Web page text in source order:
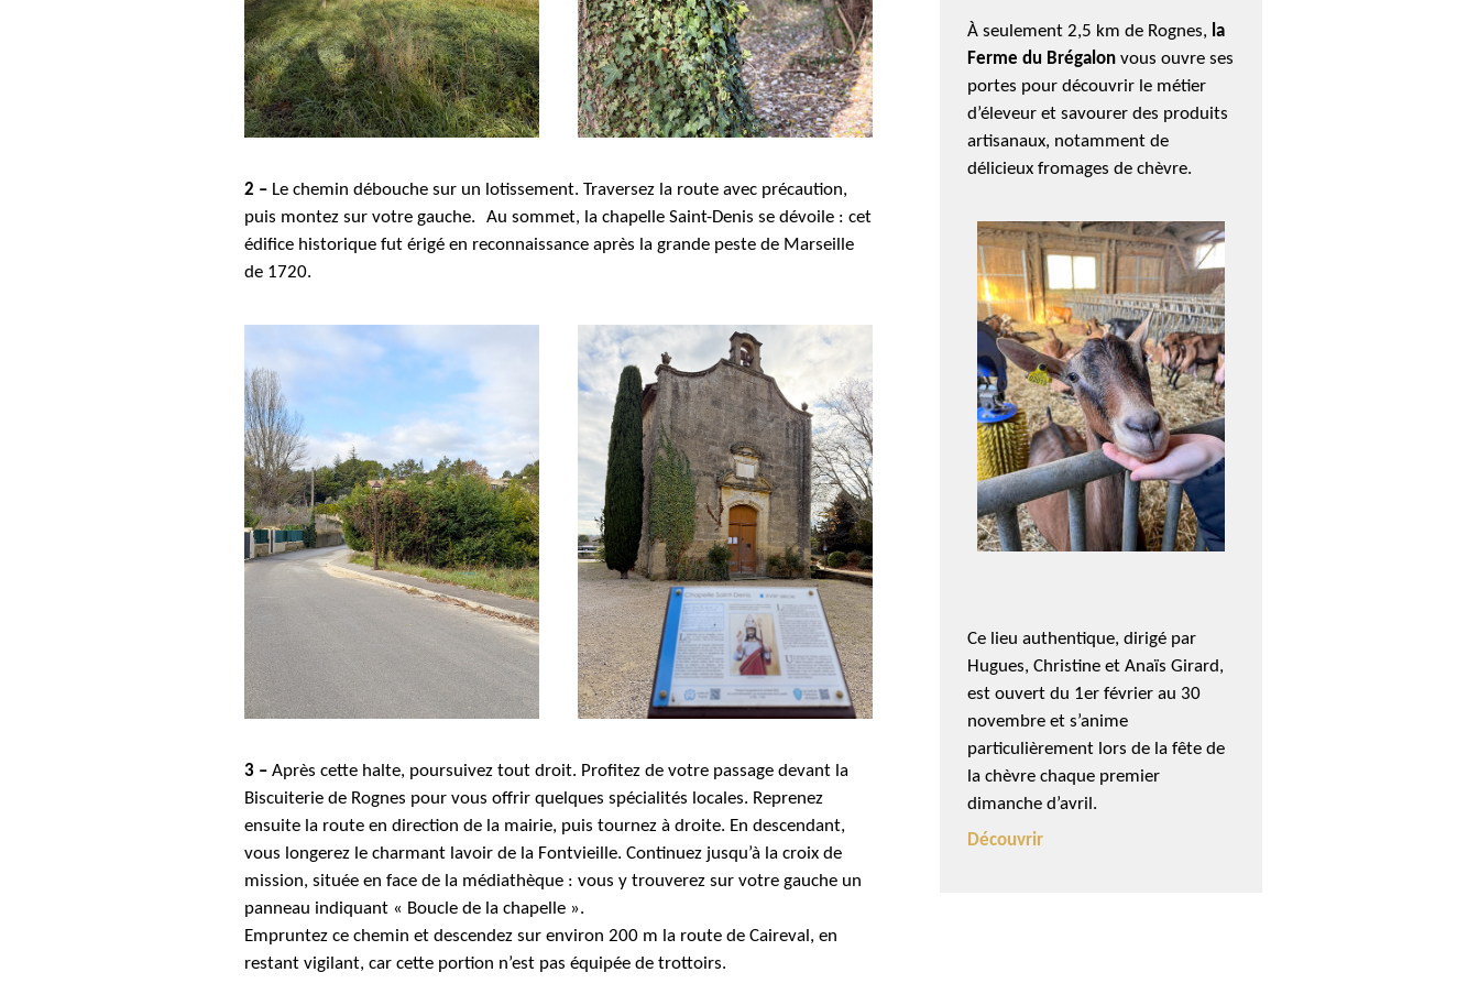
2 – Le chemin débouche sur un lotissement. Traversez la route avec précaution,
puis montez sur votre gauche.
Au sommet, la chapelle Saint-Denis se dévoile : cet
édifice historique fut érigé en reconnaissance après la grande peste de Marseille
de 1720.
3 –Après cette halte, poursuivez tout droit. Profitez de votre passage devant la
Biscuiterie de Rognes pour vous offrir quelques spécialités locales. Reprenez
ensuite la route en direction de la mairie, puis tournez à droite. En descendant,
vous longerez le charmant lavoir de la Fontvieille. Continuez jusqu’à la croix de
mission, située en face de la médiathèque : vous y trouverez sur votre gauche un
panneau indiquant « Boucle de la chapelle ».
Empruntez ce chemin et descendez sur environ 200 m la route de Caireval, en
restant vigilant, car cette portion n’est pas équipée de trottoirs.
À seulement 2,5 km de Rognes, la
Ferme du Brégalon vous ouvre ses
portes pour découvrir le métier
d’éleveur et savourer des produits
artisanaux, notamment de
délicieux fromages de chèvre.
Ce lieu authentique, dirigé par
Hugues, Christine et Anaïs Girard,
est ouvert du 1er février au 30
novembre et s’anime
particulièrement lors de la fête de
la chèvre chaque premier
dimanche d’avril.
Découvrir